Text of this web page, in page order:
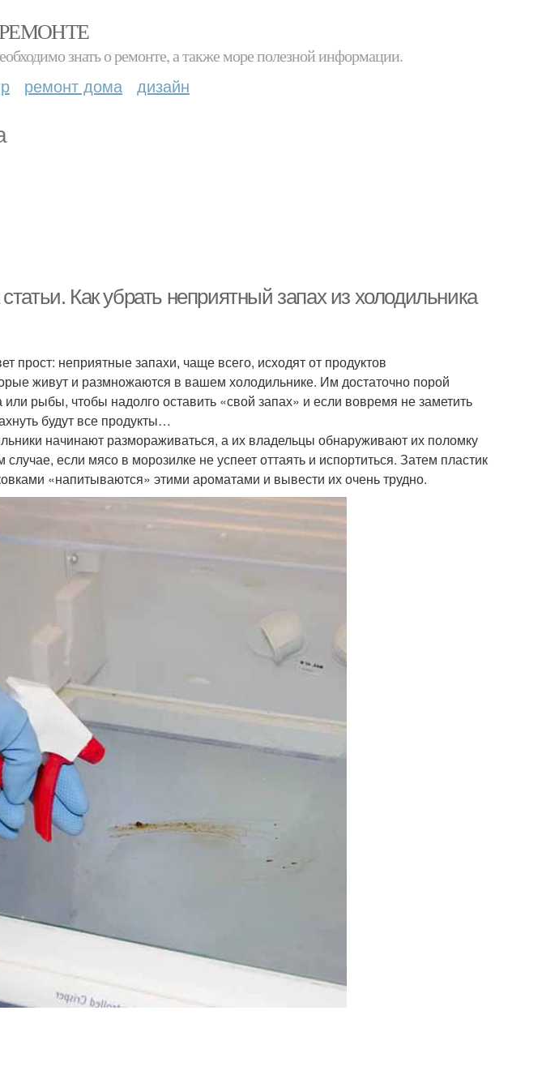
знать о ремонте, а также море полезной информации.
ремонт дома дизайн
Как убрать неприятный запах из холодильника
неприятные запахи, чаще всего, исходят от продуктов
живут и размножаются в вашем холодильнике. Им достаточно порой
рыбы, чтобы надолго оставить «свой запах» и если вовремя не заметить
будут все продукты…
начинают размораживаться, а их владельцы обнаруживают их поломку
если мясо в морозилке не успеет оттаять и испортиться. Затем пластик
«напитываются» этими ароматами и вывести их очень трудно.